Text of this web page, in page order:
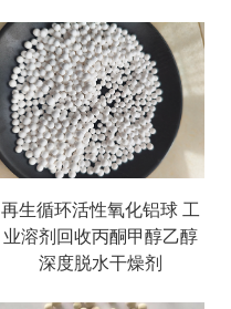
再生循环活性氧化铝球 工
业溶剂回收丙酮甲醇乙醇
深度脱水干燥剂